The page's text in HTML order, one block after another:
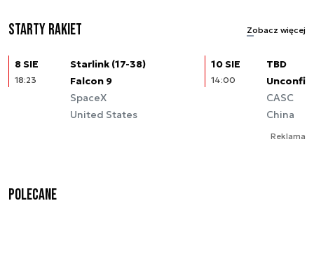
Starty rakiet Zobacz więcej
8 SIE
18:23
Starlink (17-38)
Falcon 9
SpaceX
United States
10 SIE
14:00
TBD
CASC
China
Reklama
Polecane